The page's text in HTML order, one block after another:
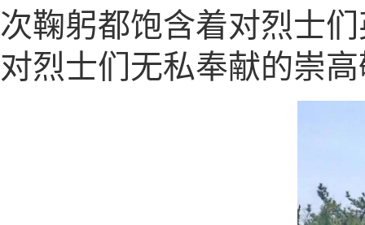
次鞠躬都饱含着对烈士
对烈士们无私奉献的崇